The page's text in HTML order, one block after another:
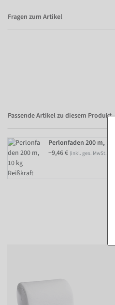
Fragen zum Artikel
Passende Artikel zu diesem Produkt
Perlonfaden 200 m,
+9,46 € (inkl. ges. MwSt.)